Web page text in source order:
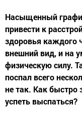
Насыщенный
привести к
здоровья каждого
внешний вид, и на
физическую силу.
поспал всего
не так. Как быстро
успеть выспаться?